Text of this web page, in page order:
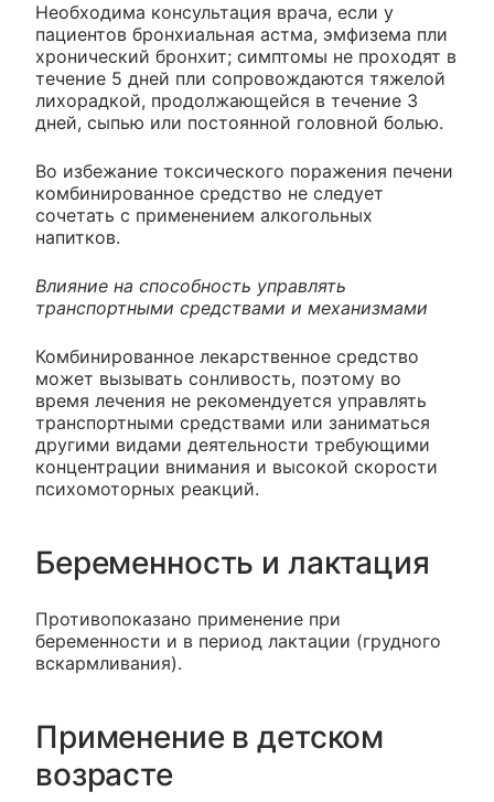
Необходима консультация врача, если у
пациентов бронхиальная астма, эмфизема пли
хронический бронхит; симптомы не проходят в
течение 5 дней пли сопровождаются тяжелой
лихорадкой, продолжающейся в течение 3
дней, сыпью или постоянной головной болью.
Во избежание токсического поражения печени
комбинированное средство не следует
сочетать с применением алкогольных
напитков.
Влияние на способность управлять
транспортными средствами и механизмами
Комбинированное лекарственное средство
может вызывать сонливость, поэтому во
время лечения не рекомендуется управлять
транспортными средствами или заниматься
другими видами деятельности требующими
концентрации внимания и высокой скорости
психомоторных реакций.
Беременность и лактация
Противопоказано применение при
беременности и в период лактации (грудного
вскармливания).
Применение в детском
возрасте